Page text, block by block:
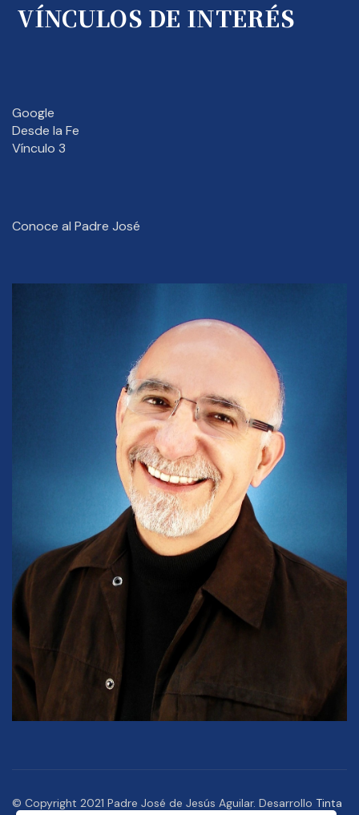
VÍNCULOS DE INTERÉS
Google
Desde la Fe
Vínculo 3
Conoce al Padre José
© Copyright 2021 Padre José de Jesús Aguilar. Desarrollo Tinta